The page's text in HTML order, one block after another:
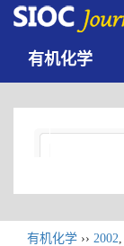
有机化学
有机化学 ›› 2002,